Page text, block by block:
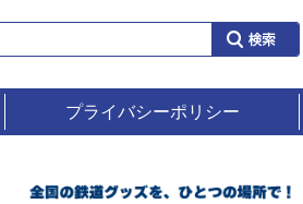
プライバシーポリシー